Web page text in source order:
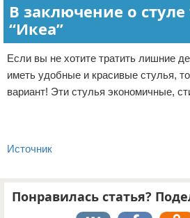
В заключение о стуле
“Икеа”
Если вы не хотите тратить лишние
иметь удобные и красивые стулья,
вариант! Эти стулья экономичные,
Источник
Понравилась статья?